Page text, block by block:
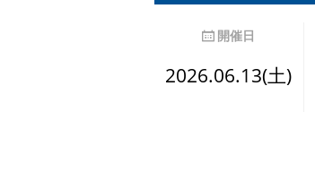
開催日
2026.06.13(土)